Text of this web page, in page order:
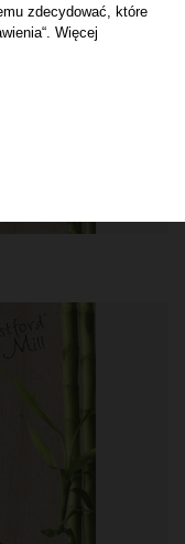
zdecydować, które
Więcej